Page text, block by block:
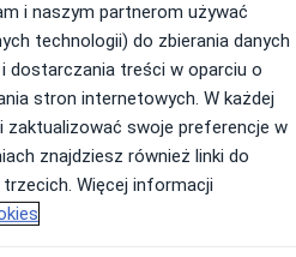
pacjentów w
i naszym partnerom używać
technologii) do zbierania danych
dostarczania treści w oparciu o
stron internetowych. W każdej
zaktualizować swoje preferencje w
znajdziesz również linki do
Więcej informacji